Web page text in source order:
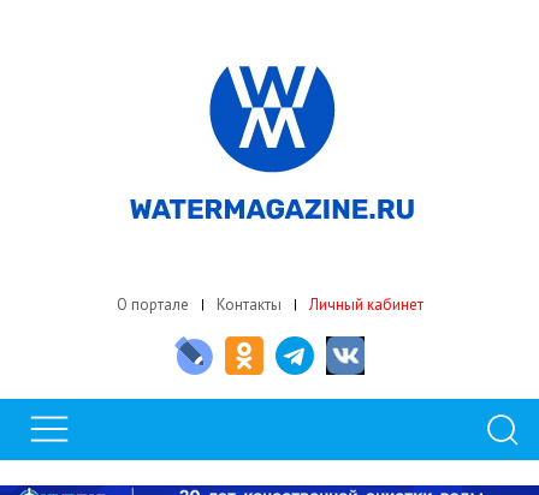
О портале Контакты Личный кабинет